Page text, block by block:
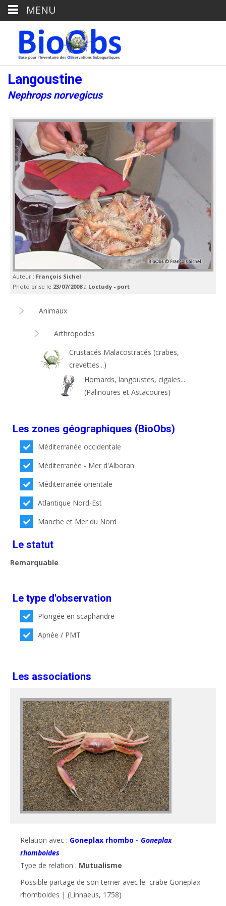
Langoustine
Nephrops norvegicus
Auteur : François Sichel
Photo prise le 23/07/2008à Loctudy - port
Animaux
Arthropodes
Crustacés Malacostracés (crabes,
crevettes...)
Homards, langoustes, cigales...
(Palinoures et Astacoures)
Les zones géographiques (BioObs)
Méditerranée occidentale
Méditerranée - Mer d'Alboran
Méditerranée orientale
Atlantique Nord-Est
Manche et Mer du Nord
Le statut
Remarquable
Le type d'observation
Plongée en scaphandre
Apnée / PMT
Les associations
Relation avec : Goneplax rhombo - Goneplax
rhomboides
Type de relation : Mutualisme
Possible partage de son terrier avec le  crabe Goneplax
rhomboides | (Linnaeus, 1758)
MENU